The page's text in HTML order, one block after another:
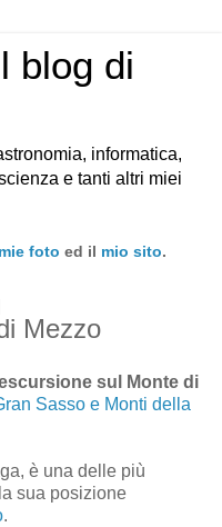
blog di
informatica,
e tanti altri miei
mie foto ed il mio sito.
Mezzo
sul Monte di
Sasso e Monti della
è una delle più
sua posizione
.